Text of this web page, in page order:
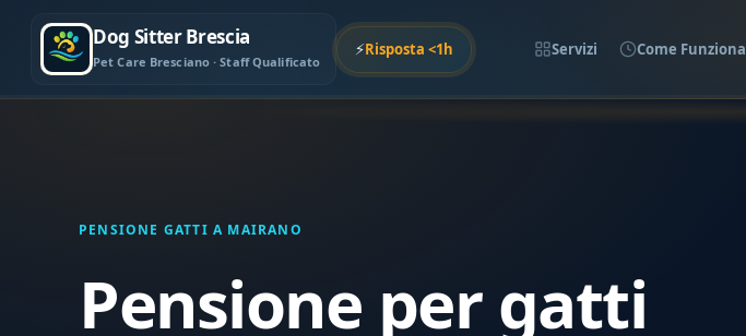
Dog Sitter Brescia
Pet Care Bresciano · Staff Qualificato
⚡Risposta <1h Servizi Come Funziona
PENSIONE GATTI A MAIRANO
Pensione per gatti